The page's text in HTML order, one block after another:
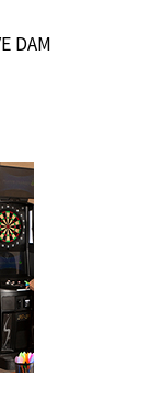
DAM